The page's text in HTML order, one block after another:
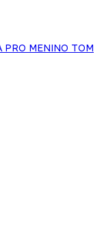
MENINO TOM